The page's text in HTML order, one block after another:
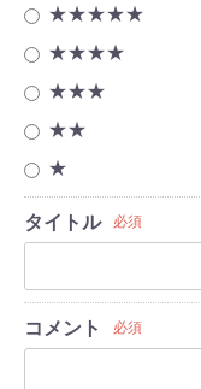
★★★★★
★★★★
★★★
★★
★
タイトル 必須
コメント 必須